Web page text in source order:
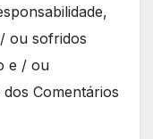
ou sofridos
e / ou
Comentários